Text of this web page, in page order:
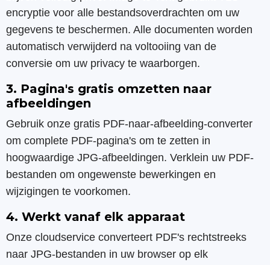
encryptie voor alle bestandsoverdrachten om uw
gegevens te beschermen. Alle documenten worden
automatisch verwijderd na voltooiing van de
conversie om uw privacy te waarborgen.
3. Pagina's gratis omzetten naar
afbeeldingen
Gebruik onze gratis PDF-naar-afbeelding-converter
om complete PDF-pagina's om te zetten in
hoogwaardige JPG-afbeeldingen. Verklein uw PDF-
bestanden om ongewenste bewerkingen en
wijzigingen te voorkomen.
4. Werkt vanaf elk apparaat
Onze cloudservice converteert PDF's rechtstreeks
naar JPG-bestanden in uw browser op elk